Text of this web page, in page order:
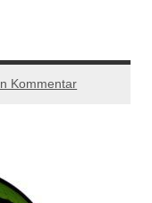
Kommentar